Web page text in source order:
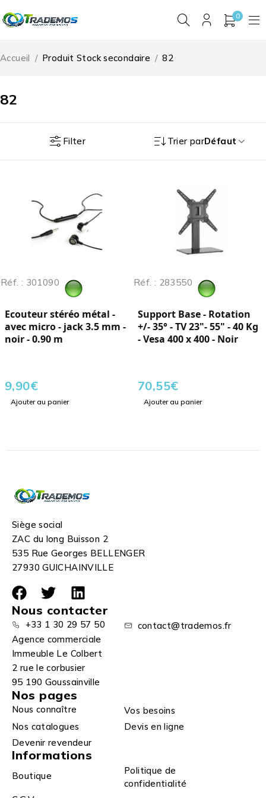
0
82
Accueil / Produit Stock secondaire / 82
Filter Trier parDéfaut
Réf. : 301090
Ecouteur stéréo métal -
avec micro - jack 3.5 mm -
noir - 0.90 m
9,90€
Ajouter au panier
Réf. : 283550
Support Base - Rotation
+/- 35° - TV 23"- 55" - 40 Kg
- Vesa 400 x 400 - Noir
70,55€
Ajouter au panier
Siège social
ZAC du long Buisson 2
535 Rue Georges BELLENGER
27930 GUICHAINVILLE
Nous contacter
+33 1 30 29 57 50
contact@trademos.fr
Agence commerciale
Immeuble Le Colbert
2 rue le corbusier
95 190 Goussainville
Nos pages
Nous connaître
Vos besoins
Nos catalogues
Devis en ligne
Devenir revendeur
Informations
Boutique
Politique de
confidentialité